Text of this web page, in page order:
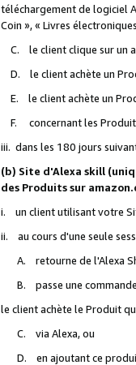
téléchargement de logiciel
Coin », « Livres
C. le client clique sur un
D. le client achète un
E. le client achète un
F. concernant les
iii. dans les 180 jours
(b) Site d'Alexa skill
des Produits sur
i. un client utilisant votre
ii. au cours d'une seule
A. retourne de l'Alexa
B. passe une
le client achète le Produit
C. via Alexa, ou
D. en ajoutant ce